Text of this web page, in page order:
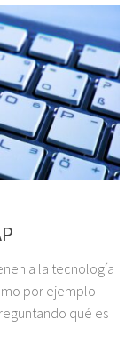
a la tecnología
por ejemplo
qué es